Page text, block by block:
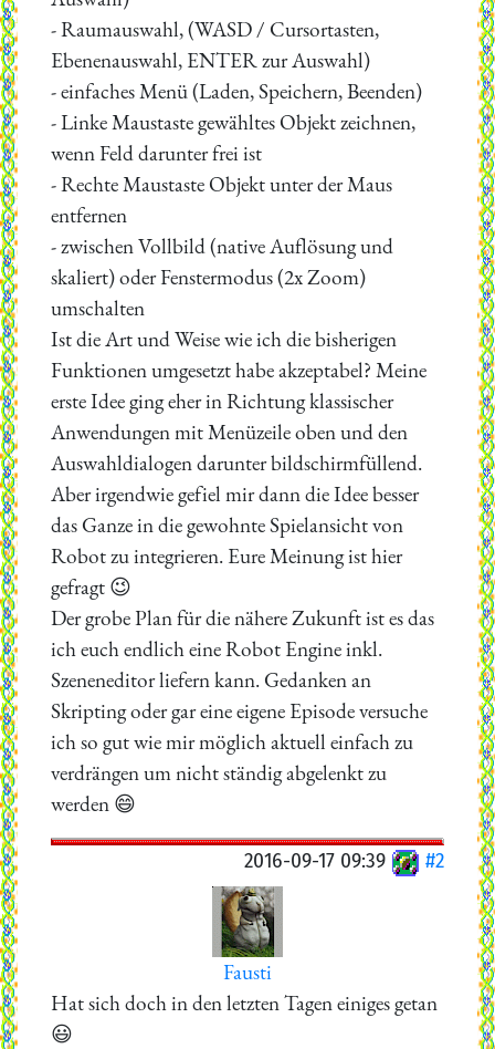
- Raumauswahl, (WASD / Cursortasten,
Ebenenauswahl, ENTER zur Auswahl)
- einfaches Menü (Laden, Speichern, Beenden)
- Linke Maustaste gewähltes Objekt zeichnen,
wenn Feld darunter frei ist
- Rechte Maustaste Objekt unter der Maus
entfernen
- zwischen Vollbild (native Auflösung und
skaliert) oder Fenstermodus (2x Zoom)
umschalten
Ist die Art und Weise wie ich die bisherigen
Funktionen umgesetzt habe akzeptabel? Meine
erste Idee ging eher in Richtung klassischer
Anwendungen mit Menüzeile oben und den
Auswahldialogen darunter bildschirmfüllend.
Aber irgendwie gefiel mir dann die Idee besser
das Ganze in die gewohnte Spielansicht von
Robot zu integrieren. Eure Meinung ist hier
gefragt 😉
Der grobe Plan für die nähere Zukunft ist es das
ich euch endlich eine Robot Engine inkl.
Szeneneditor liefern kann. Gedanken an
Skripting oder gar eine eigene Episode versuche
ich so gut wie mir möglich aktuell einfach zu
verdrängen um nicht ständig abgelenkt zu
werden 😄
2016-09-17 09:39 #2
Fausti
Hat sich doch in den letzten Tagen einiges getan
😃